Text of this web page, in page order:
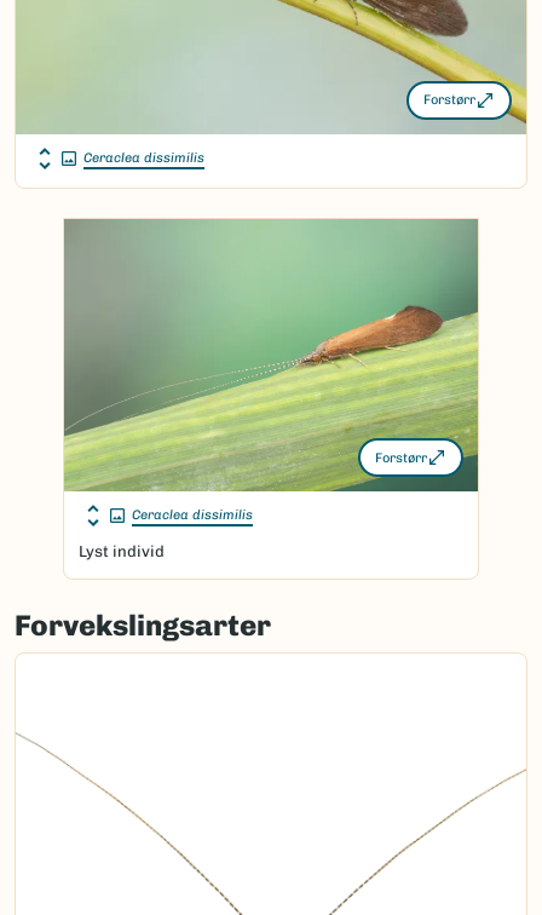
Forstørr
Ceraclea dissimilis
Forstørr
Ceraclea dissimilis
Lyst individ
Forvekslingsarter